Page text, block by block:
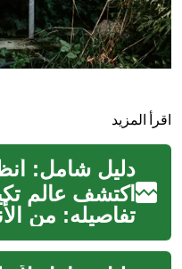
اقرأ المزيد
اكتشف عالم
تفاصيله: من
وكيفية اختيار
نصائح الصيانة